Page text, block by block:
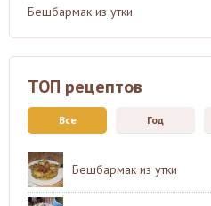
Бешбармак из утки
ТОП рецептов
Все Год
Бешбармак из утки